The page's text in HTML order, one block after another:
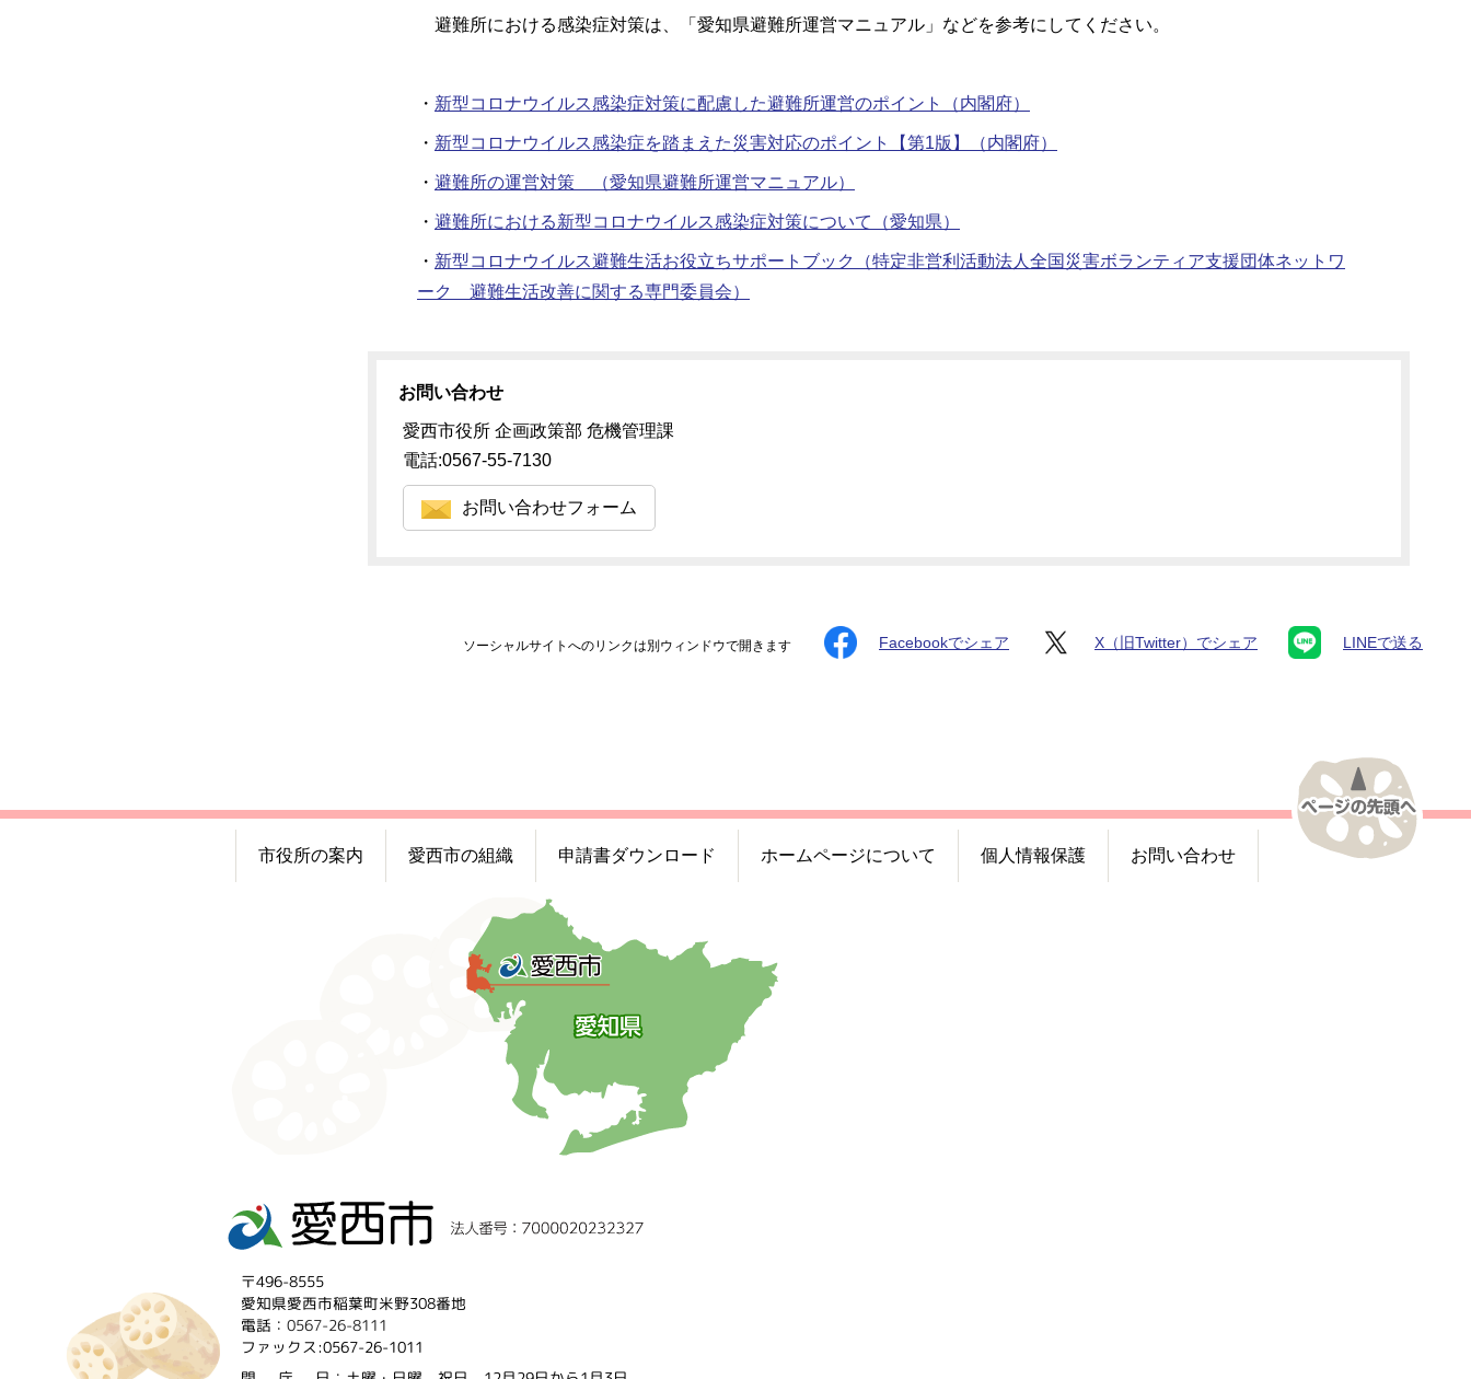
避難所における感染症対策は、「愛知県避難所運営マニュアル」などを参考にしてください。
・ 新型コロナウイルス感染症対策に配慮した避難所運営のポイント（内閣府）
・ 新型コロナウイルス感染症を踏まえた災害対応のポイント【第1版】（内閣府）
・ 避難所の運営対策 （愛知県避難所運営マニュアル）
・ 避難所における新型コロナウイルス感染症対策について（愛知県）
・ 新型コロナウイルス避難生活お役立ちサポートブック（特定非営利活動法人全国災害ボランティア支援団体ネットワ
ーク 避難生活改善に関する専門委員会）
お問い合わせ
愛西市役所 企画政策部 危機管理課
電話:0567-55-7130
お問い合わせフォーム
ソーシャルサイトへのリンクは別ウィンドウで開きます Facebookでシェア X（旧Twitter）でシェア LINEで送る
市役所の案内 愛西市の組織 申請書ダウンロード ホームページについて 個人情報保護 お問い合わせ
〒496-8555
愛知県愛西市稲葉町米野308番地
電話：0567-26-8111
ファックス:0567-26-1011